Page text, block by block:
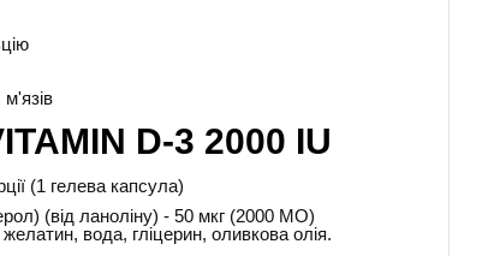
D-3 2000 IU
(1 гелева капсула)
(від ланоліну) - 50 мкг (2000 МО)
желатин, вода, гліцерин, оливкова олія.